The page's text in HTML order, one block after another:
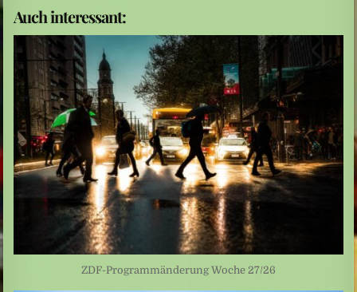
Auch interessant:
ZDF-Programmänderung Woche 27/26